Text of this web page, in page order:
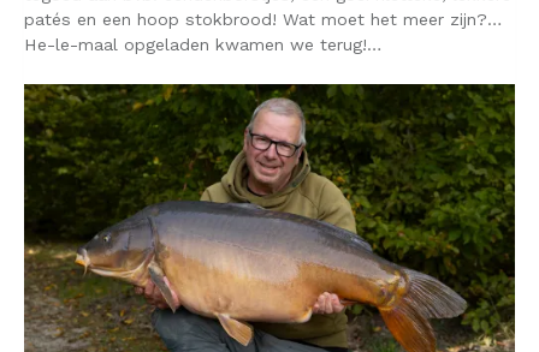
patés en een hoop stokbrood! Wat moet het meer zijn?…
He-le-maal opgeladen kwamen we terug!…